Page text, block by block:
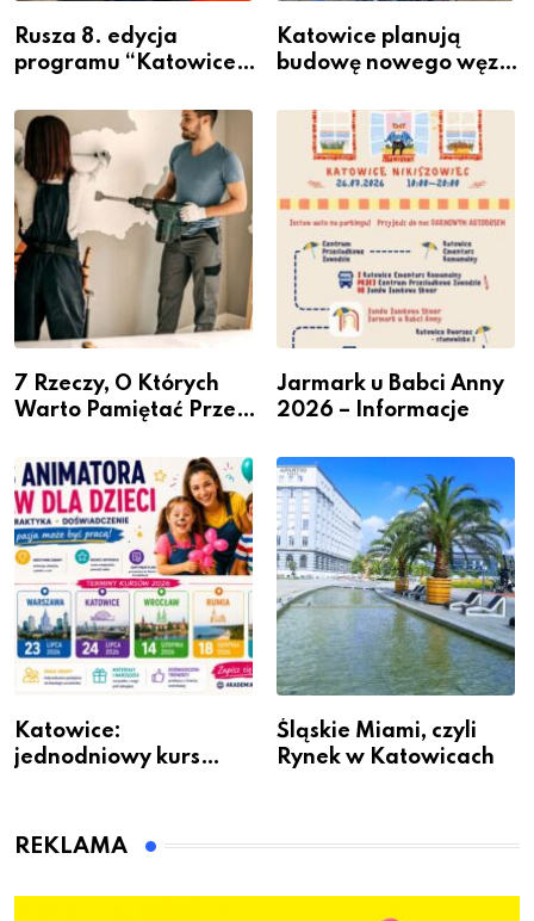
Rusza 8. edycja
programu “Katowice
– nabór dla
przedsiębiorców
Katowice planują
budowę nowego węzła
Podlesiu
7 Rzeczy, O Których
Warto Pamiętać Przed
Jarmark u Babci Anny
2026 – Informacje
Katowice:
jednodniowy kurs
dzieci
Śląskie Miami, czyli
Rynek w Katowicach
REKLAMA